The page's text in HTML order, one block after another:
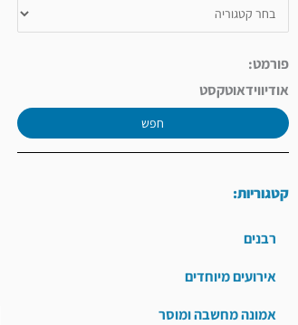
פורמט:
אודיווידאוטקסט
חפש
קטגוריות:
רבנים
אירועים מיוחדים
אמונה מחשבה ומוסר